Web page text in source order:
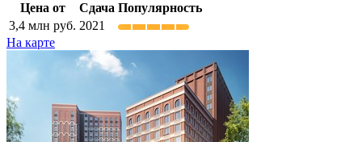
Цена от
Сдача Популярность
3,4 млн руб. 2021
На карте